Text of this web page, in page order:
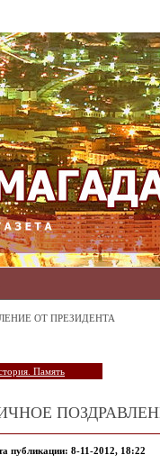
ОТ ПРЕЗИДЕНТА
Память
публикации: 8-11-2012, 18:22